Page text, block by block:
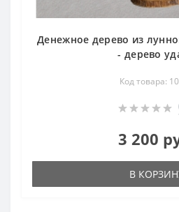
Денежное дерево из
- дерево
Код товара:
3 200
В